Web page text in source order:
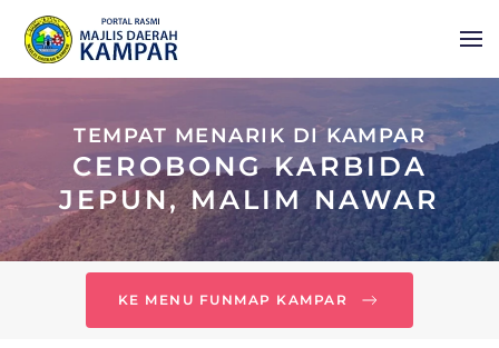
Skip to main content
TEMPAT MENARIK DI KAMPAR
CEROBONG KARBIDA
JEPUN, MALIM NAWAR
KE MENU FUNMAP KAMPAR